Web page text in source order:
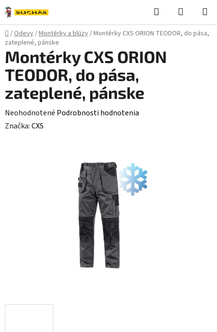
Prejsť
na
obsah
Hľadať
KOŠÍK
Domov
/Odevy/Montérky a blúzy/Montérky CXS ORION TEODOR, do pása,
zateplené, pánske
Montérky CXS ORION
TEODOR, do pása,
zateplené, pánske
Priemerné
hodnotenie
Neohodnotené Podrobnosti hodnotenia
Značka:CXS